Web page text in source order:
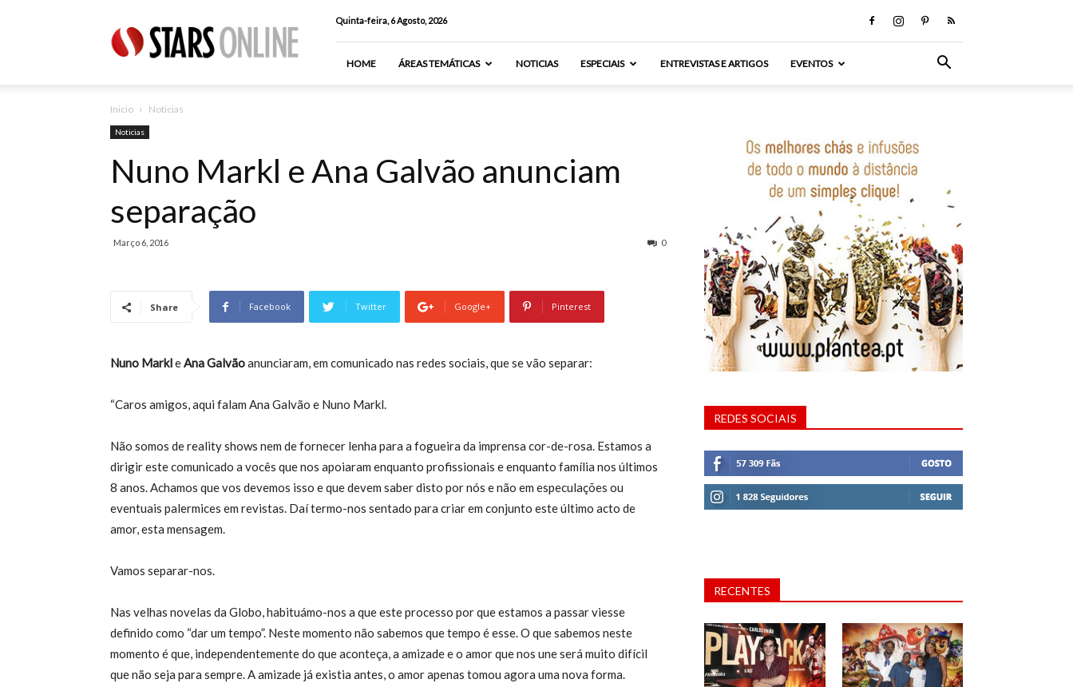
Online
Quinta-feira, 6 Agosto, 2026
HOME ÁREAS TEMÁTICAS NOTICIAS ESPECIAIS ENTREVISTAS E ARTIGOS EVENTOS
Inicio Noticias
Noticias
Nuno Markl e Ana Galvão anunciam
separação
Março 6, 2016 0
Share Facebook Twitter Google+ Pinterest
Nuno MarkleAna Galvãoanunciaram, em comunicado nas redes sociais, que se vão separar:
“Caros amigos, aqui falam Ana Galvão e Nuno Markl.
Não somos de reality shows nem de fornecer lenha para a fogueira da imprensa cor-de-rosa. Estamos a
dirigir este comunicado a vocês que nos apoiaram enquanto profissionais e enquanto família nos últimos
8 anos. Achamos que vos devemos isso e que devem saber disto por nós e não em especulações ou
eventuais palermices em revistas. Daí termo-nos sentado para criar em conjunto este último acto de
amor, esta mensagem.
Vamos separar-nos.
Nas velhas novelas da Globo, habituámo-nos a que este processo por que estamos a passar viesse
definido como “dar um tempo”. Neste momento não sabemos que tempo é esse. O que sabemos neste
momento é que, independentemente do que aconteça, a amizade e o amor que nos une será muito difícil
que não seja para sempre. A amizade já existia antes, o amor apenas tomou agora uma nova forma.
REDES SOCIAIS
RECENTES